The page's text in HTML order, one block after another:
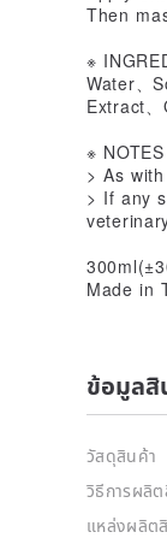
Then
※
Water、
Extract
※
> As
> If any
Made in
ข้อมูลสิ
วัสดุสินค้า
วิธีการผลิ
แหล่งผลิต